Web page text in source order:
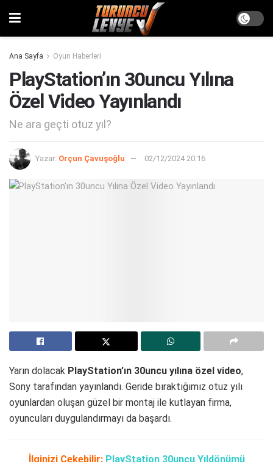
Ana Sayfa Oyun Haberleri
PlayStation’ın 30uncu Yılına
Özel Video Yayınlandı
Ne ara geçti otuz yıl?
Yazar: Orçun Çavuşoğlu 02/12/2024 20:16
Yarın dolacak PlayStation’ın 30uncu yılına özel video,
Sony tarafından yayınlandı. Geride bıraktığımız otuz yılı
oyunlardan oluşan güzel bir montaj ile kutlayan firma,
oyuncuları duygulandırmayı da başardı.
İlginizi Çekebilir: PlayStation 30uncu Yıldönümü